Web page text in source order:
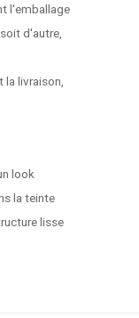
l'emballage
d'autre,
livraison,
look
la teinte
lisse